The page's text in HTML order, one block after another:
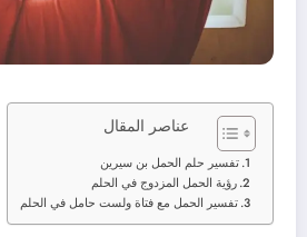
عناصر المقال
تفسير حلم الحمل بن سيرين
رؤية الحمل المزدوج في الحلم
تفسير الحمل مع فتاة ولست حامل في الحلم